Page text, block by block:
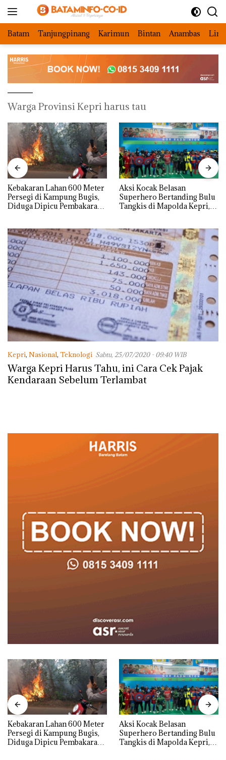
Batam Tanjungpinang Karimun Bintan Anambas
Warga Provinsi Kepri harus tau
Kebakaran Lahan 600 Meter
Persegi di Kampung Bugis,
Diduga Dipicu Pembakaran
Aksi Kocak Belasan
Superhero Bertanding Bulu
Tangkis di Mapolda Kepri,
Kepri, Nasional, Teknologi Sabtu, 25/07/2020 - 09:40 WIB
Warga Kepri Harus Tahu, ini Cara Cek Pajak
Kendaraan Sebelum Terlambat
Kebakaran Lahan 600 Meter
Persegi di Kampung Bugis,
Diduga Dipicu Pembakaran
Aksi Kocak Belasan
Superhero Bertanding Bulu
Tangkis di Mapolda Kepri,